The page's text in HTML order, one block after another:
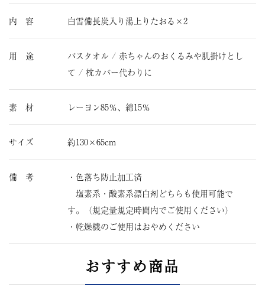
内 容 白雪備長炭入り湯上りたおる×2
用 途
バスタオル / 赤ちゃんのおくるみや肌掛けとし
て / 枕カバー代わりに
素 材 レーヨン85％、綿15％
サイズ 約130×65cm
備 考
・色落ち防止加工済
塩素系・酸素系漂白剤どちらも使用可能で
す。（規定量規定時間内でご使用ください）
・乾燥機のご使用はおやめください
おすすめ商品